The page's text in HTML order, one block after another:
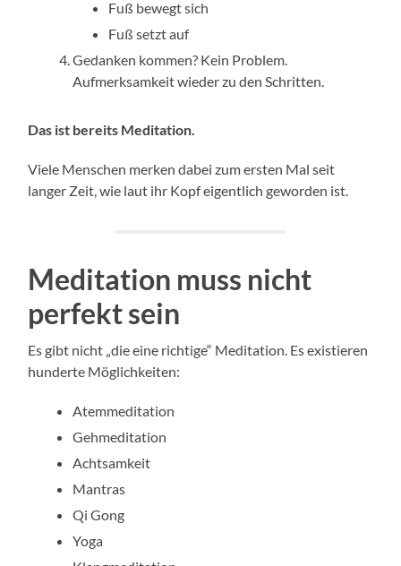
Fuß bewegt sich
Fuß setzt auf
Gedanken kommen? Kein Problem.
Aufmerksamkeit wieder zu den Schritten.
Das ist bereits Meditation.
Viele Menschen merken dabei zum ersten Mal seit
langer Zeit, wie laut ihr Kopf eigentlich geworden ist.
Meditation muss nicht
perfekt sein
Es gibt nicht „die eine richtige“ Meditation. Es existieren
hunderte Möglichkeiten:
Atemmeditation
Gehmeditation
Achtsamkeit
Mantras
Qi Gong
Yoga